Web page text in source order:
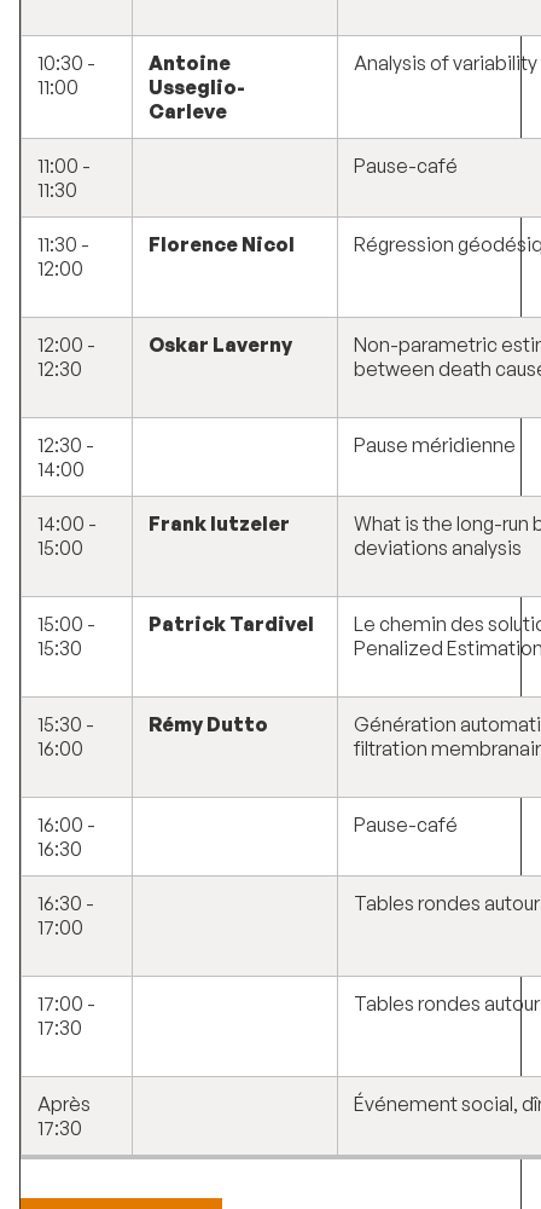
10:30 -
11:00
Antoine
Usseglio-
Carleve
Analysis of
11:00 -
11:30
Pause-café
11:30 -
12:00
Florence Nicol Régression
12:00 -
12:30
Oskar Laverny
Non-parametric
between death
12:30 -
14:00
Pause méridienne
14:00 -
15:00
Frank Iutzeler
What is the long-run
deviations analysis
15:00 -
15:30
Patrick Tardivel
Le chemin des
Penalized
15:30 -
16:00
Rémy Dutto
Génération
filtration
16:00 -
16:30
Pause-café
16:30 -
17:00
Tables rondes
17:00 -
17:30
Tables rondes
Après
17:30
Événement social,